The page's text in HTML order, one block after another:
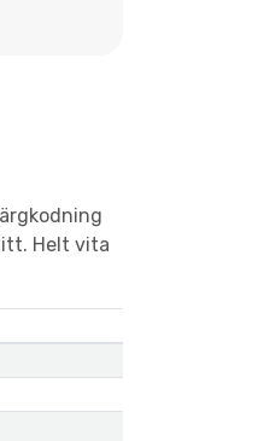
Helt vita